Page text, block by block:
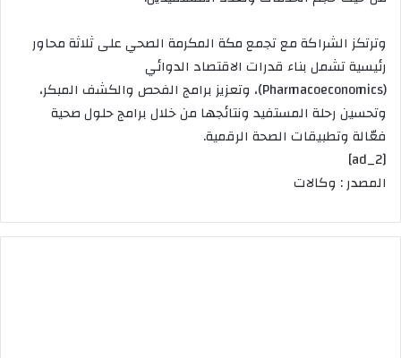
وترتكز الشراكة مع تجمع مكة المكرمة الصحي على ثلاثة محاور
رئيسية تشمل بناء قدرات الاقتصاد الدوائي
(Pharmacoeconomics)، وتعزيز برامج الفحص والكشف المبكر،
وتحسين رحلة المستفيد ونتائجها من خلال برامج حلول صحية
فعّالة وتطبيقات الصحة الرقمية.
[ad_2]
المصدر : وكالات